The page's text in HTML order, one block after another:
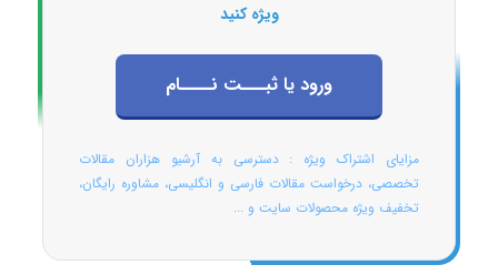
ویژه کنید
ورود یا ثبـــت نــــام
مزایای اشتراک ویژه : دسترسی به آرشیو هزاران مقالات
تخصصی، درخواست مقالات فارسی و انگلیسی، مشاوره رایگان،
تخفیف ویژه محصولات سایت و ...